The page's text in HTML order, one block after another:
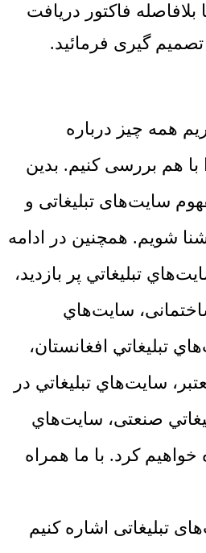
بلافاصله فاکتور دریافت
گیری فرمائید.
همه چیز درباره
با هم بررسی کنیم. بدین
سایت‌های تبلیغاتی و
شویم. همچنین در ادامه
تبليغاتي پر بازدید،
سايت‌هاي
تبليغاتي افغانستان،
سايت‌هاي تبليغاتي در
صنعتی، سايت‌هاي
خواهیم کرد. با ما همراه
تبلیغاتی اشاره کنیم